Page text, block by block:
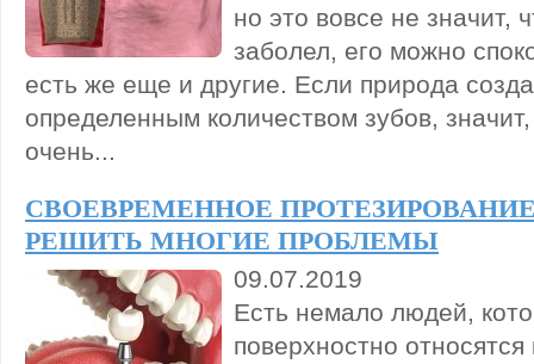
но это вовсе не значит,
заболел, его можно
есть же еще и другие. Если природа
определенным количеством зубов,
очень...
СВОЕВРЕМЕННОЕ
РЕШИТЬ МНОГИЕ ПРОБЛЕМЫ
09.07.2019
Есть немало людей,
поверхностно